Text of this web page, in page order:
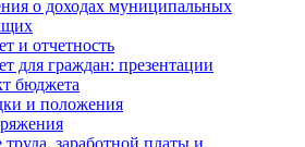
о доходах муниципальных
и отчетность
для граждан: презентации
бюджета
и положения
заработной платы и